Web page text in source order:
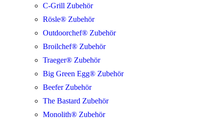
C-Grill Zubehör
Rösle® Zubehör
Outdoorchef® Zubehör
Broilchef® Zubehör
Traeger® Zubehör
Big Green Egg® Zubehör
Beefer Zubehör
The Bastard Zubehör
Monolith® Zubehör